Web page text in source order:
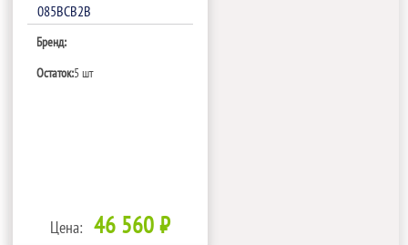
085BCB2B
Бренд:
Остаток:5 шт
Цена: 46 560 ₽